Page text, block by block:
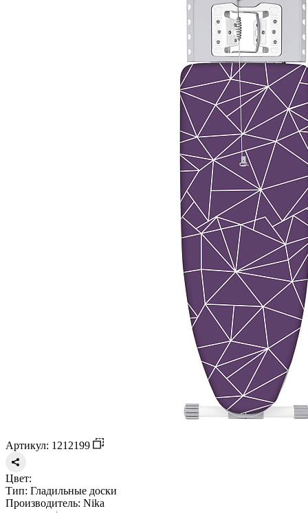
Артикул: 1212199
Цвет:
Тип: Гладильные доски
Производитель: Nika